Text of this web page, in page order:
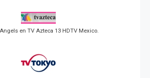
en TV Azteca 13 HDTV Mexico.